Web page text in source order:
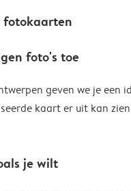
fotokaarten
foto's toe
geven we je een
kaart er uit kan
je wilt